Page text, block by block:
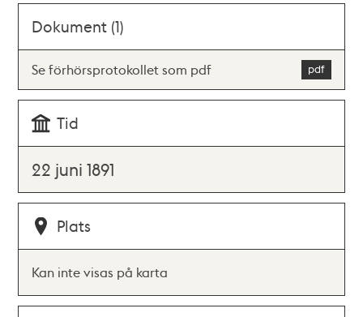
Dokument (1)
Se förhörsprotokollet som pdf
Tid
22 juni 1891
Plats
Kan inte visas på karta